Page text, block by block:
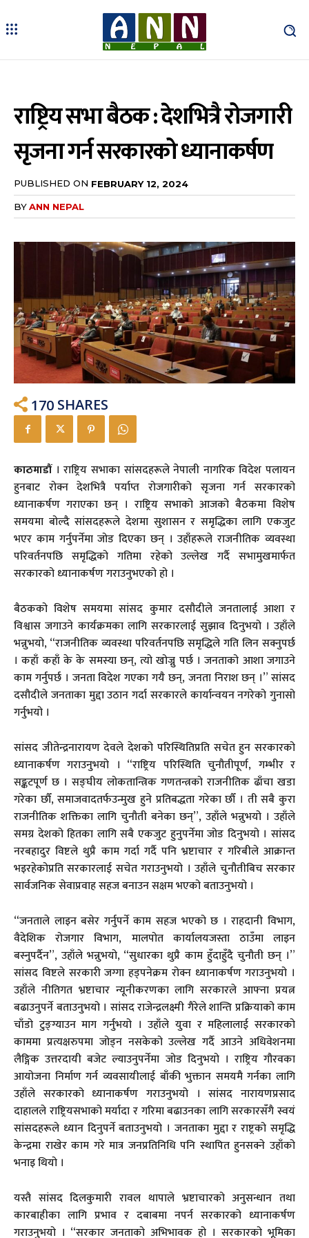
राष्ट्रिय सभा बैठक : देशभित्रै रोजगारी
सृजना गर्न सरकारको ध्यानाकर्षण
PUBLISHED ON FEBRUARY 12, 2024
BYANN NEPAL
170 SHARES
काठमाडौं। राष्ट्रिय सभाका सांसदहरूले नेपाली नागरिक विदेश पलायन
हुनबाट रोक्न देशभित्रै पर्याप्त रोजगारीको सृजना गर्न सरकारको
ध्यानाकर्षण गराएका छन् । राष्ट्रिय सभाको आजको बैठकमा विशेष
समयमा बोल्दै सांसदहरूले देशमा सुशासन र समृद्धिका लागि एकजुट
भएर काम गर्नुपर्नेमा जोड दिएका छन् । उहाँहरूले राजनीतिक व्यवस्था
परिवर्तनपछि समृद्धिको गतिमा रहेको उल्लेख गर्दै सभामुखमार्फत
सरकारको ध्यानाकर्षण गराउनुभएको हो ।
बैठकको विशेष समयमा सांसद कुमार दसौदीले जनतालाई आशा र
विश्वास जगाउने कार्यक्रमका लागि सरकारलाई सुझाव दिनुभयो । उहाँले
भन्नुभयो, “राजनीतिक व्यवस्था परिवर्तनपछि समृद्धिले गति लिन सक्नुपर्छ
। कहाँ कहाँ के के समस्या छन्, त्यो खोज्नु पर्छ । जनताको आशा जगाउने
काम गर्नुपर्छ । जनता विदेश गएका गयै छन्, जनता निराश छन् ।” सांसद
दसौदीले जनताका मुद्दा उठान गर्दा सरकारले कार्यान्वयन नगरेको गुनासो
गर्नुभयो ।
सांसद जीतेन्द्रनारायण देवले देशको परिस्थितिप्रति सचेत हुन सरकारको
ध्यानाकर्षण गराउनुभयो । “राष्ट्रिय परिस्थिति चुनौतीपूर्ण, गम्भीर र
सङ्कटपूर्ण छ । सङ्घीय लोकतान्त्रिक गणतन्त्रको राजनीतिक ढाँचा खडा
गरेका छौँ, समाजवादतर्फउन्मुख हुने प्रतिबद्धता गरेका छौँ । ती सबै कुरा
राजनीतिक शक्तिका लागि चुनौती बनेका छन्”, उहाँले भन्नुभयो । उहाँले
समग्र देशको हितका लागि सबै एकजुट हुनुपर्नेमा जोड दिनुभयो । सांसद
नरबहादुर विष्टले थुप्रै काम गर्दा गर्दै पनि भ्रष्टाचार र गरिबीले आक्रान्त
भइरहेकोप्रति सरकारलाई सचेत गराउनुभयो । उहाँले चुनौतीबिच सरकार
सार्वजनिक सेवाप्रवाह सहज बनाउन सक्षम भएको बताउनुभयो ।
“जनताले लाइन बसेर गर्नुपर्ने काम सहज भएको छ । राहदानी विभाग,
वैदेशिक रोजगार विभाग, मालपोत कार्यालयजस्ता ठाउँमा लाइन
बस्नुपर्दैन”, उहाँले भन्नुभयो, “सुधारका थुप्रै काम हुँदाहुँदै चुनौती छन् ।”
सांसद विष्टले सरकारी जग्गा हड्पनेक्रम रोक्न ध्यानाकर्षण गराउनुभयो ।
उहाँले नीतिगत भ्रष्टाचार न्यूनीकरणका लागि सरकारले आफ्ना प्रयत्न
बढाउनुपर्ने बताउनुभयो । सांसद राजेन्द्रलक्ष्मी गैरेले शान्ति प्रक्रियाको काम
चाँडो टुङ्ग्याउन माग गर्नुभयो । उहाँले युवा र महिलालाई सरकारको
काममा प्रत्यक्षरुपमा जोड्न नसकेको उल्लेख गर्दै आउने अधिवेशनमा
लैङ्गिक उत्तरदायी बजेट ल्याउनुपर्नेमा जोड दिनुभयो । राष्ट्रिय गौरवका
आयोजना निर्माण गर्न व्यवसायीलाई बाँकी भुक्तान समयमै गर्नका लागि
उहाँले सरकारको ध्यानाकर्षण गराउनुभयो । सांसद नारायणप्रसाद
दाहालले राष्ट्रियसभाको मर्यादा र गरिमा बढाउनका लागि सरकारसँगै स्वयं
सांसदहरूले ध्यान दिनुपर्ने बताउनुभयो । जनताका मुद्दा र राष्ट्रको समृद्धि
केन्द्रमा राखेर काम गरे मात्र जनप्रतिनिधि पनि स्थापित हुनसक्ने उहाँको
भनाइ थियो ।
यस्तै सांसद दिलकुमारी रावल थापाले भ्रष्टाचारको अनुसन्धान तथा
कारबाहीका लागि प्रभाव र दबाबमा नपर्न सरकारको ध्यानाकर्षण
गराउनुभयो । “सरकार जनताको अभिभावक हो । सरकारको भूमिका